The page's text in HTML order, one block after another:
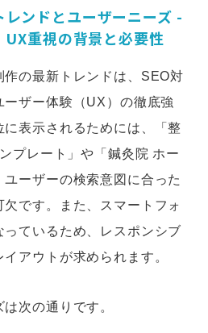
ンドとユーザーニーズ -
重視の背景と必要性
の最新トレンドは、SEO対
ザー体験（UX）の徹底強
表示されるためには、「整
プレート」や「鍼灸院 ホー
ーザーの検索意図に合った
です。また、スマートフォ
っているため、レスポンシブ
アウトが求められます。
次の通りです。